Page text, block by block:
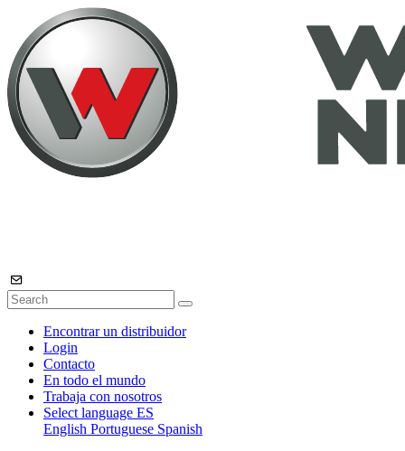
Encontrar un distribuidor
Login
Contacto
En todo el mundo
Trabaja con nosotros
Select language ES
English Portuguese Spanish